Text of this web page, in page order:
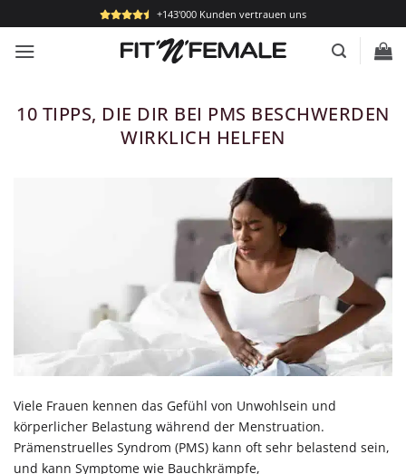
Inhalt
springen
+143'000 Kunden vertrauen uns
10 TIPPS, DIE DIR BEI PMS BESCHWERDEN
WIRKLICH HELFEN
Viele Frauen kennen das Gefühl von Unwohlsein und
körperlicher Belastung während der Menstruation.
Prämenstruelles Syndrom (PMS) kann oft sehr belastend sein,
und kann Symptome wie Bauchkrämpfe,